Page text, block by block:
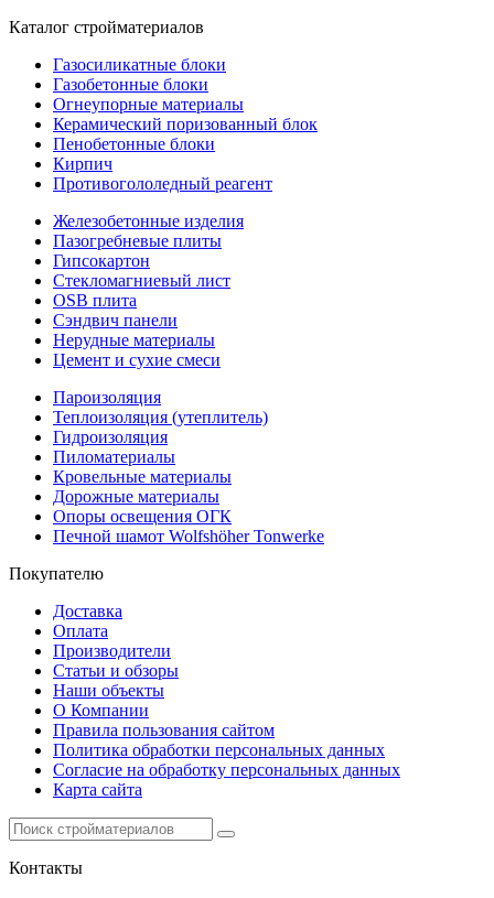
Каталог стройматериалов
Газосиликатные блоки
Газобетонные блоки
Огнеупорные материалы
Керамический поризованный блок
Пенобетонные блоки
Кирпич
Противогололедный реагент
Железобетонные изделия
Пазогребневые плиты
Гипсокартон
Стекломагниевый лист
OSB плита
Сэндвич панели
Нерудные материалы
Цемент и сухие смеси
Пароизоляция
Теплоизоляция (утеплитель)
Гидроизоляция
Пиломатериалы
Кровельные материалы
Дорожные материалы
Опоры освещения ОГК
Печной шамот Wolfshöher Tonwerke
Покупателю
Доставка
Оплата
Производители
Статьи и обзоры
Наши объекты
О Компании
Правила пользования сайтом
Политика обработки персональных данных
Согласие на обработку персональных данных
Карта сайта
Контакты